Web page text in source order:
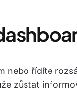
nebo řídíte
zůstat